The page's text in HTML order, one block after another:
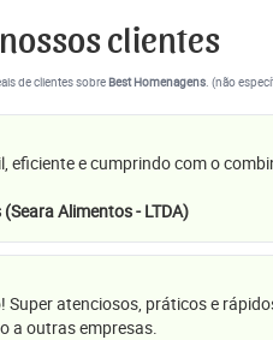
clientes
de clientes sobreBest Homenagens. (não
eficiente e cumprindo com o
Alimentos - LTDA)
Super atenciosos, práticos e
a outras empresas.